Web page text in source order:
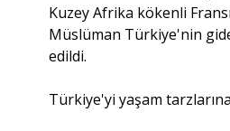
Kuzey Afrika kökenli
Müslüman Türkiye'nin
edildi.
Türkiye'yi yaşam